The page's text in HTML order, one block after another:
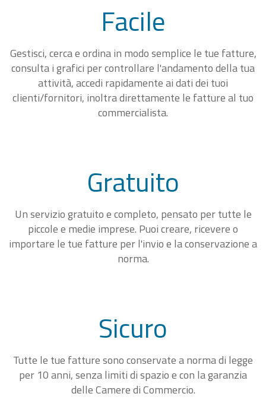
Facile
Gestisci, cerca e ordina in modo semplice le tue fatture,
consulta i grafici per controllare l'andamento della tua
attività, accedi rapidamente ai dati dei tuoi
clienti/fornitori, inoltra direttamente le fatture al tuo
commercialista.
Gratuito
Un servizio gratuito e completo, pensato per tutte le
piccole e medie imprese. Puoi creare, ricevere o
importare le tue fatture per l'invio e la conservazione a
norma.
Sicuro
Tutte le tue fatture sono conservate a norma di legge
per 10 anni, senza limiti di spazio e con la garanzia
delle Camere di Commercio.